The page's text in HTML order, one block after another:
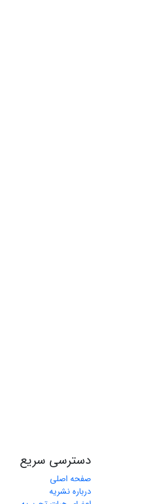
دسترسی سریع
صفحه اصلی
درباره نشریه